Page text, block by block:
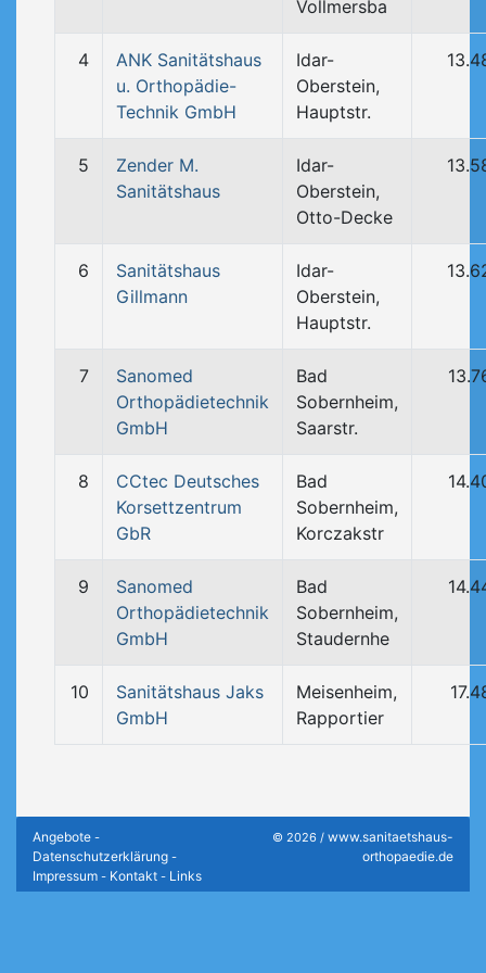
Vollmersba
4
ANK Sanitätshaus
u. Orthopädie-
Technik GmbH
Idar-
Oberstein,
Hauptstr.
5
Zender M.
Sanitätshaus
Idar-
Oberstein,
Otto-Decke
6
Sanitätshaus
Gillmann
Idar-
Oberstein,
Hauptstr.
7
Sanomed
Orthopädietechnik
GmbH
Bad
Sobernheim,
Saarstr.
8
CCtec Deutsches
Korsettzentrum
GbR
Bad
Sobernheim,
Korczakstr
9
Sanomed
Orthopädietechnik
GmbH
Bad
Sobernheim,
Staudernhe
10
Sanitätshaus Jaks
GmbH
Meisenheim,
Rapportier
Angebote -
Datenschutzerklärung -
Impressum - Kontakt - Links
© 2026 / www.sanitaetshaus-
orthopaedie.de